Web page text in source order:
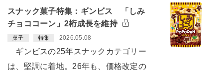
スナック菓子特集：ギンビス 「しみ
チョココーン」2桁成長を維持
菓子 特集 2026.05.08
ギンビスの25年スナックカテゴリー
は、堅調に着地。26年も、価格改定の